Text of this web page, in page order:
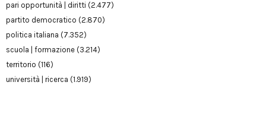
pari opportunità | diritti (2.477)
partito democratico (2.870)
politica italiana (7.352)
scuola | formazione (3.214)
territorio (116)
università | ricerca (1.919)